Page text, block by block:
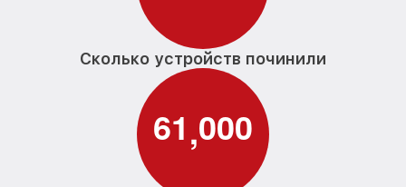
Сколько устройств починили
61,000